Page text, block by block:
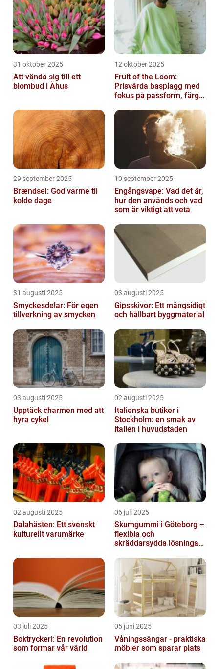
31 oktober 2025
Att vända sig till ett
blombud i Åhus
12 oktober 2025
Fruit of the Loom:
Prisvärda basplagg med
fokus på passform, färg
29 september 2025
Brændsel: God varme til
kolde dage
10 september 2025
Engångsvape: Vad det är,
hur den används och vad
som är viktigt att veta
31 augusti 2025
Smyckesdelar: För egen
tillverkning av smycken
03 augusti 2025
Gipsskivor: Ett mångsidigt
och hållbart byggmaterial
03 augusti 2025
Upptäck charmen med att
hyra cykel
02 augusti 2025
Italienska butiker i
Stockholm: en smak av
italien i huvudstaden
02 augusti 2025
Dalahästen: Ett svenskt
kulturellt varumärke
06 juli 2025
Skumgummi i Göteborg –
flexibla och
skräddarsydda lösningar
03 juli 2025
Boktryckeri: En revolution
som formar vår värld
05 juni 2025
Våningssängar - praktiska
möbler som sparar plats